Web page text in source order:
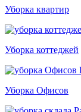
Уборка квартир
Уборка коттеджей
Уборка Офисов